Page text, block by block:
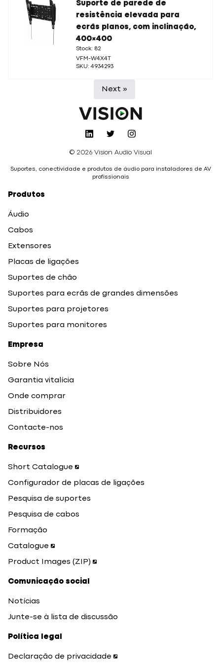
Suporte de parede de
resistência elevada para
ecrãs planos, com inclinação,
400×400
Stock: 82
VFM-W4X4T
SKU: 4934293
Next »
© 2026 Vision Audio Visual
Suportes, conectividade e produtos de áudio para instaladores de AV
profissionais
Produtos
Áudio
Cabos
Extensores
Placas de ligações
Suportes de chão
Suportes para ecrãs de grandes dimensões
Suportes para projetores
Suportes para monitores
Empresa
Sobre Nós
Garantia vitalícia
Onde comprar
Distribuidores
Contacte-nos
Recursos
Short Catalogue
Configurador de placas de ligações
Pesquisa de suportes
Pesquisa de cabos
Formação
Catalogue
Product Images (ZIP)
Comunicação social
Notícias
Junte-se à lista de discussão
Política legal
Declaração de privacidade